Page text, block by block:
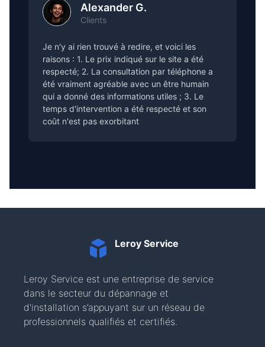
Alexander G.
Clients
Je n'y ai rien trouvé à redire, et voici les
raisons : 1. Le prix indiqué sur le site a été
respecté; 2. La consultation par téléphone a
été vraiment agréable avec un être humain
qui a donné des informations utiles ; 3. Le
temps d'intervention a été respecté et son
coût n'est pas exorbitant
Leroy Service
Leroy Service est une entreprise de service
dans le secteur du dépannage et
d'installation s’appuyant sur un réseau de
professionnels qualifiés et certifiés.